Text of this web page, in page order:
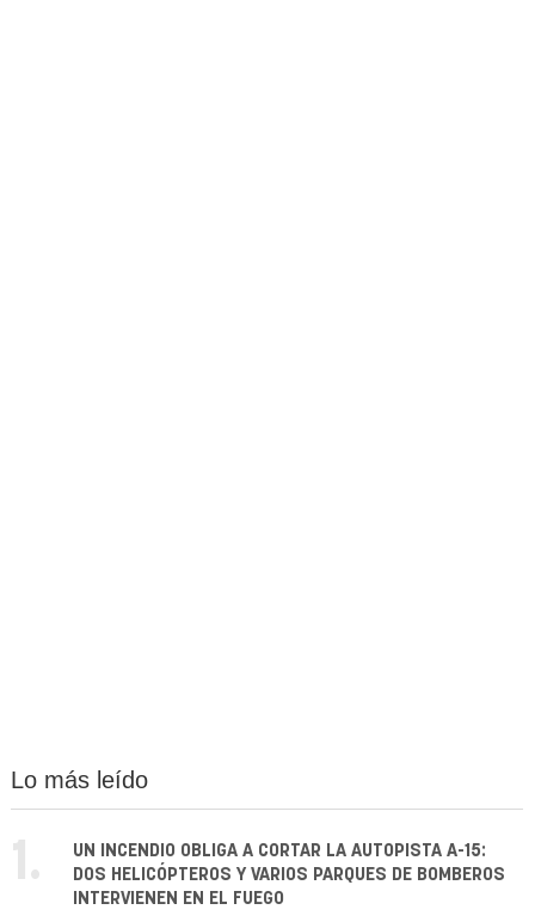
Lo más leído
1.
UN INCENDIO OBLIGA A CORTAR LA AUTOPISTA A-15:
DOS HELICÓPTEROS Y VARIOS PARQUES DE BOMBEROS
INTERVIENEN EN EL FUEGO